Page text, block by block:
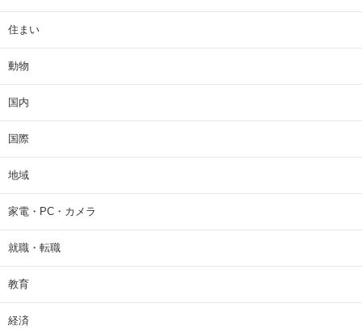
住まい
動物
国内
国際
地域
家電・PC・カメラ
就職・転職
教育
経済